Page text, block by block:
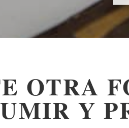
OTRA
Y